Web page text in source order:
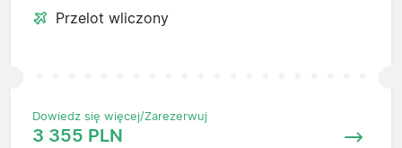
Przelot wliczony
Dowiedz się więcej/Zarezerwuj
3 355 PLN